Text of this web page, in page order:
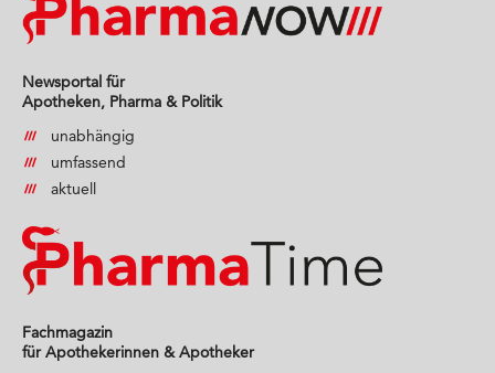
Newsportal für
Apotheken, Pharma & Politik
unabhängig
umfassend
aktuell
Fachmagazin
für Apothekerinnen & Apotheker